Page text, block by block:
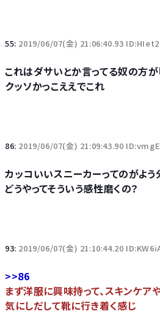
55: 2019/06/07(金) 21:06:40.93
これはダサいとか言ってる奴の方
クッソかっこええでこれ
86: 2019/06/07(金) 21:09:43.90
カッコいいスニーカーってのがよう
どうやってそういう感性磨くの？
93: 2019/06/07(金) 21:10:44.20
>>86
まず洋服に興味持って、スキンケ
気にしだして靴に行き着く感じ